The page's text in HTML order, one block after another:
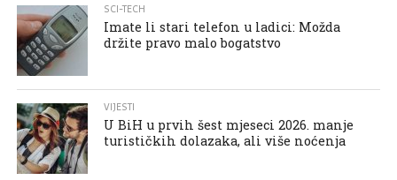
SCI-TECH
Imate li stari telefon u ladici: Možda
držite pravo malo bogatstvo
VIJESTI
U BiH u prvih šest mjeseci 2026. manje
turističkih dolazaka, ali više noćenja